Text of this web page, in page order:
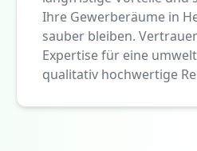
Ihre Gewerberäume in
sauber bleiben.
Expertise für eine
qualitativ hochwertige